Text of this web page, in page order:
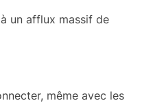
un afflux massif de
même avec les